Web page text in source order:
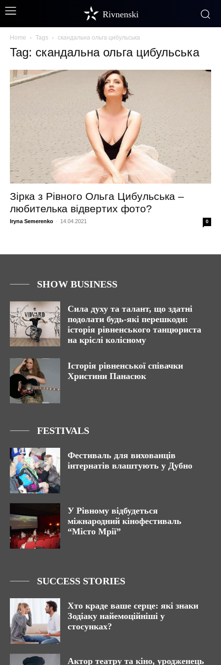
Rivnenski
Home Tags скандальна ольга цибульська
Tag: скандальна ольга цибульська
Зірка з Рівного Ольга Цибульська –
любителька відвертих фото?
Iryna Semerenko - 14.04.2021 0
SHOW BUSINESS
Сила духу та талант, що здатні
подолати будь-які перешкоди:
історія рівненського танцюриста
на кріслі колісному
Історія рівненської співачки
Христини Панасюк
FESTIVALS
Фестиваль для вихованців
інтернатів влаштують у Дубно
У Рівному відбудеться
міжнародний кінофестиваль
“Місто Мрії”
SUCCESS STORIES
Хто краде ваше серце: які знаки
Зодіаку найемоційніші у
стосунках?
Актор театру та кіно, уродженець